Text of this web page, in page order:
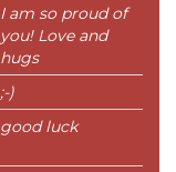
I am so proud of
you! Love and
hugs
;-)
good luck